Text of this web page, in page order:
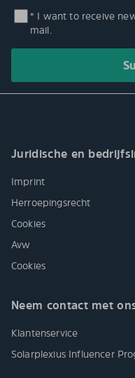
* I want to receive
mail.
Juridische en
Imprint
Herroepingsrecht
Cookies
Avw
Cookies
Neem contact met
Klantenservice
Solarplexius Influencer